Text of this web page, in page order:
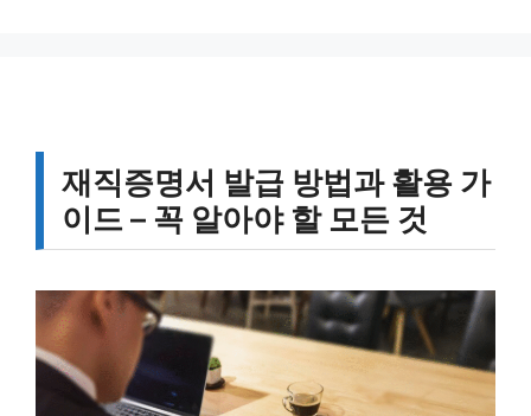
재직증명서 발급 방법과 활용 가
이드 – 꼭 알아야 할 모든 것